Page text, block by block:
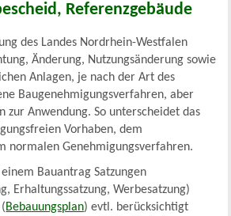
Referenzgebäude
des Landes Nordrhein-Westfalen
Änderung, Nutzungsänderung sowie
Anlagen, je nach der Art des
Baugenehmigungsverfahren, aber
zur Anwendung. So unterscheidet das
Vorhaben, dem
normalen Genehmigungsverfahren.
Bauantrag Satzungen
Erhaltungssatzung, Werbesatzung)
Bebauungsplan) evtl. berücksichtigt